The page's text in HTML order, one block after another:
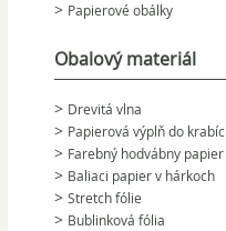
Papierové obálky
Obalový materiál
Drevitá vlna
Papierová výplň do krabíc
Farebný hodvábny papier
Baliaci papier v hárkoch
Stretch fólie
Bublinková fólia